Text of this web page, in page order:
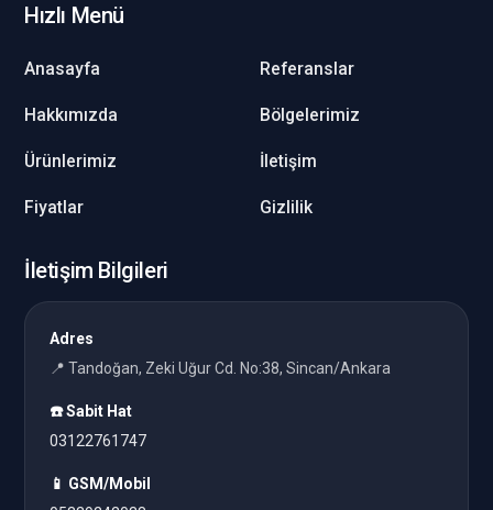
Hızlı Menü
Anasayfa
Hakkımızda
Ürünlerimiz
Fiyatlar
Referanslar
Bölgelerimiz
İletişim
Gizlilik
İletişim Bilgileri
Adres
📍 Tandoğan, Zeki Uğur Cd. No:38, Sincan/Ankara
☎️ Sabit Hat
03122761747
📱 GSM/Mobil